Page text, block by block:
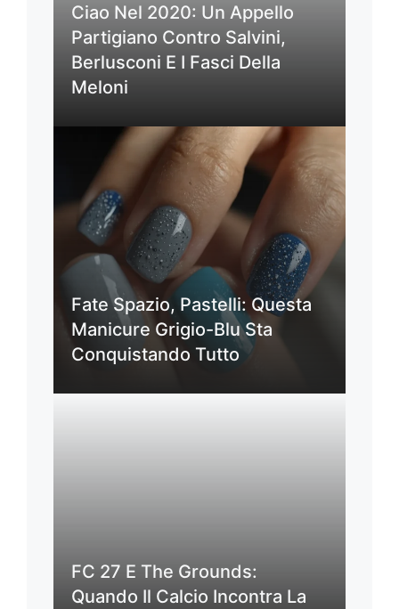
Ciao Nel 2020: Un Appello
Partigiano Contro Salvini,
Berlusconi E I Fasci Della
Meloni
Fate Spazio, Pastelli: Questa
Manicure Grigio-Blu Sta
Conquistando Tutto
FC 27 E The Grounds:
Quando Il Calcio Incontra La